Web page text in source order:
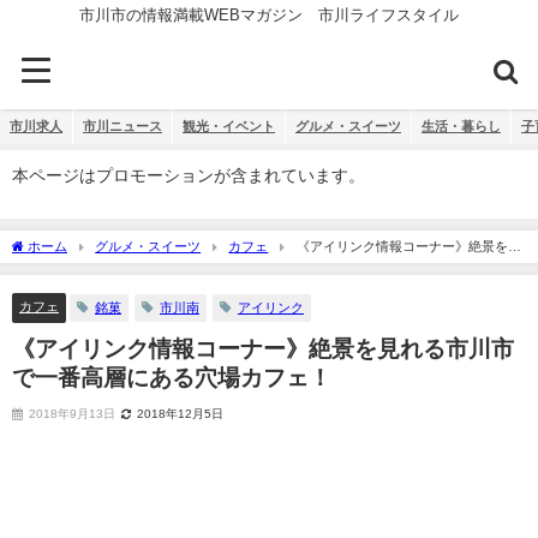
市川市の情報満載WEBマガジン 市川ライフスタイル
市川求人 市川ニュース 観光・イベント グルメ・スイーツ 生活・暮らし 子
本ページはプロモーションが含まれています。
ホーム グルメ・スイーツ カフェ
《アイリンク情報コーナー》絶景を見
れる市川市で一番高層にある穴場カフェ！
カフェ 銘菓 市川南 アイリンク
《アイリンク情報コーナー》絶景を見れる市川市
で一番高層にある穴場カフェ！
2018年9月13日 2018年12月5日